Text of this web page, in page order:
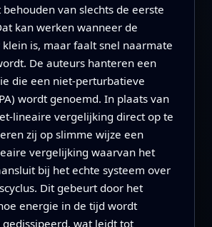
van slechts de eerste
kan werken wanneer de
is, maar faalt snel naarmate
De auteurs hanteren een
die een niet-perturbatieve
wordt genoemd. In plaats van
lineaire vergelijking direct op te
zij op slimme wijze een
vergelijking waarvan het
bij het echte systeem over
Dit gebeurt door het
energie in de tijd wordt
wat leidt tot